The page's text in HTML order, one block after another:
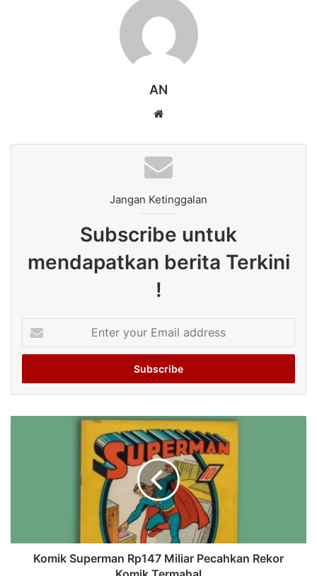
AN
Jangan Ketinggalan
Subscribe untuk
mendapatkan berita Terkini
!
your
Email
Komik Superman Rp147 Miliar Pecahkan Rekor